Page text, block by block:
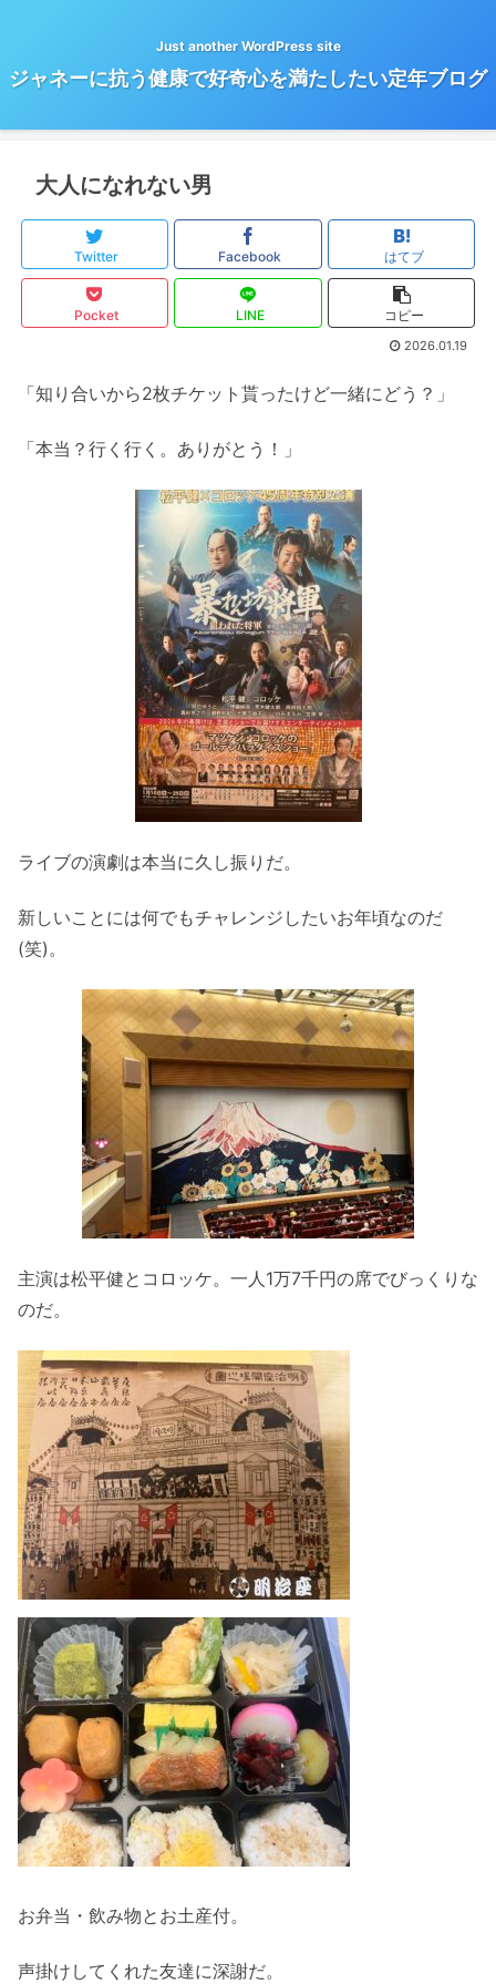
Just another WordPress site
ジャネーに抗う健康で好奇心を満たしたい定年ブログ
大人になれない男
Twitter Facebook はてブ
Pocket LINE コピー
2026.01.19
「知り合いから2枚チケット貰ったけど一緒にどう？」
「本当？行く行く。ありがとう！」
ライブの演劇は本当に久し振りだ。
新しいことには何でもチャレンジしたいお年頃なのだ
(笑)。
主演は松平健とコロッケ。一人1万7千円の席でびっくりな
のだ。
お弁当・飲み物とお土産付。
声掛けしてくれた友達に深謝だ。